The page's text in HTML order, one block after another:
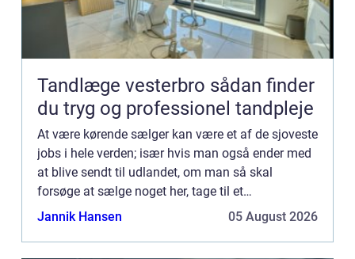
Tandlæge vesterbro sådan finder
du tryg og professionel tandpleje
At være kørende sælger kan være et af de sjoveste
jobs i hele verden; især hvis man også ender med
at blive sendt til udlandet, om man så skal
forsøge at sælge noget her, tage til et
firmam&osla...
Jannik Hansen 05 August 2026